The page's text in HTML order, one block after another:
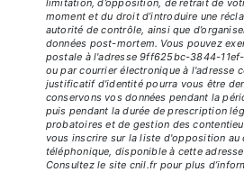
moment et du droit d’introduire une
autorité de contrôle, ainsi que
données post-mortem. Vous pouvez
postale à l'adresse 9ff625bc-3844-
ou par courrier électronique à l'adresse
justificatif d'identité pourra vous être
conservons vos données pendant la
puis pendant la durée de prescription
probatoires et de gestion des
vous inscrire sur la liste d'opposition au
téléphonique, disponible à cette
Consultez le site cnil.fr pour plus